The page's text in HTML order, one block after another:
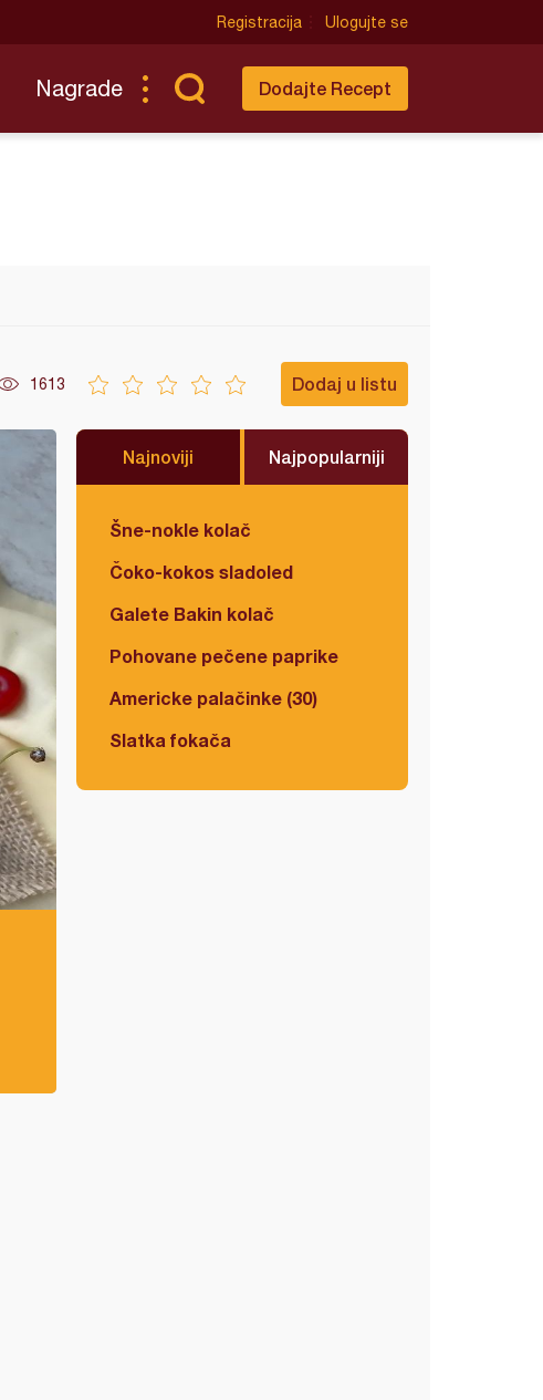
Registracija Ulogujte se
Nagrade Dodajte Recept
1613 Dodaj u listu
Najnoviji Najpopularniji
Šne-nokle kolač
Čoko-kokos sladoled
Galete Bakin kolač
Pohovane pečene paprike
Americke palačinke (30)
Slatka fokača